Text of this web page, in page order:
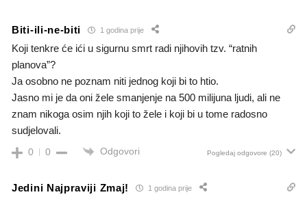
Biti-ili-ne-biti 1 godina prije
Koji tenkre će ići u sigurnu smrt radi njihovih tzv. “ratnih
planova”?
Ja osobno ne poznam niti jednog koji bi to htio.
Jasno mi je da oni žele smanjenje na 500 milijuna ljudi, ali ne
znam nikoga osim njih koji to žele i koji bi u tome radosno
sudjelovali.
0 0 Odgovori Pogledaj odgovore (20)
Jedini Najpraviji Zmаj! 1 godina prije